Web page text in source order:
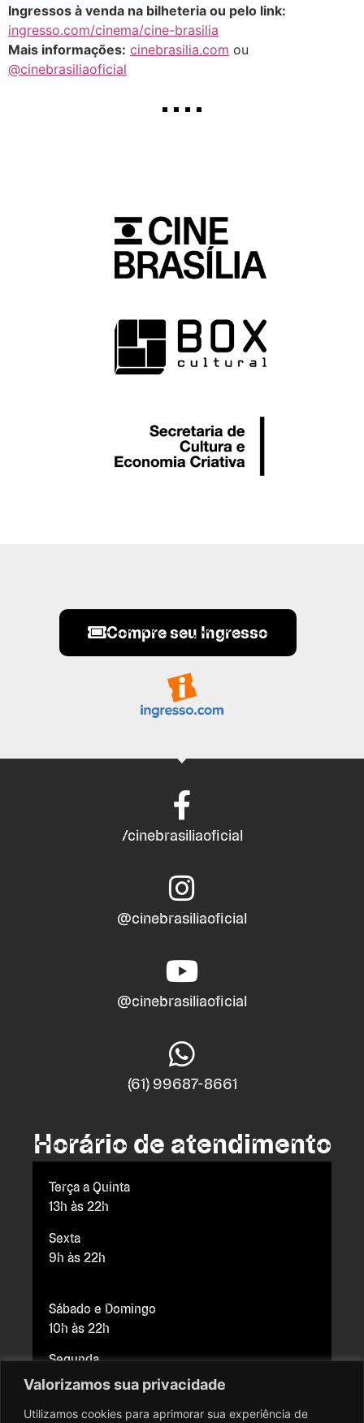
Valorizamos sua privacidade
Utilizamos cookies para aprimorar sua experiência de
Ingressos à venda na bilheteria ou pelo link:
ingresso.com/cinema/cine-brasilia
Mais informações: cinebrasilia.com ou
@cinebrasiliaoficial
Compre seu Ingresso
/cinebrasiliaoficial
@cinebrasiliaoficial
@cinebrasiliaoficial
(61) 99687-8661
Horário de atendimento
Terça a Quinta
13h às 22h
Sexta
9h às 22h
Sábado e Domingo
10h às 22h
Segunda
Fechado para manutenção